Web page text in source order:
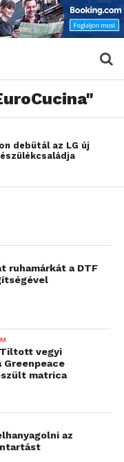
debütál az LG új
ruhamárkát a DTF
Tiltott vegyi
matrica
az